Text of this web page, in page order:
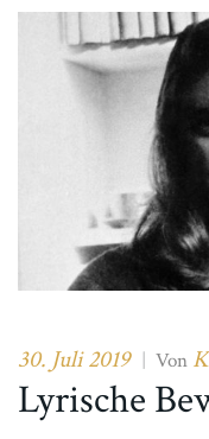
30. Juli 2019 Von
Lyrische